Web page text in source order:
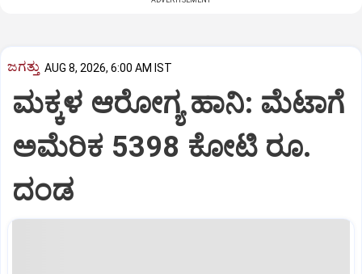
ಜಗತ್ತು AUG 8, 2026, 6:00 AM IST
ಮಕ್ಕಳ ಆರೋಗ್ಯ ಹಾನಿ: ಮೆಟಾಗೆ
ಅಮೆರಿಕ 5398 ಕೋಟಿ ರೂ.
ದಂಡ